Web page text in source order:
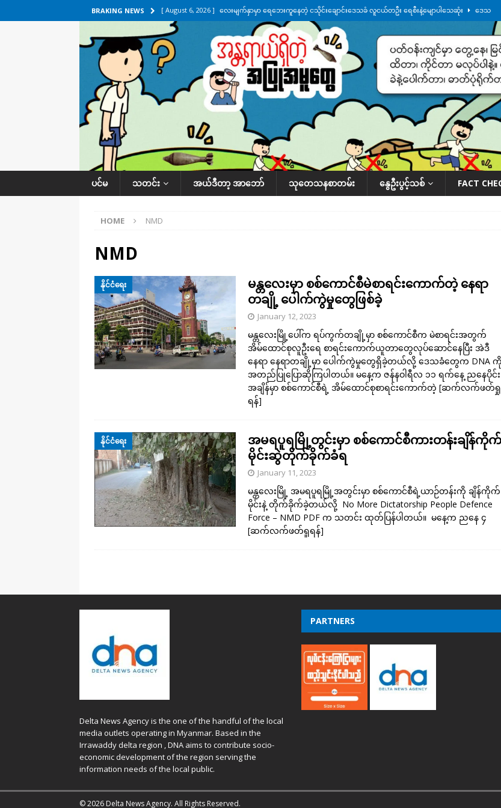
BRAKING NEWS [ August 6, 2026 ] လေးမျက်နှာမှာ ရေဘေးကူနေတဲ့ ငသိုင်းချောင်းဒေသခံ လူငယ်တဦး ရေစီးနဲ့မျောပါသေဆုံး ဒေသ
အလိုက် သတင်းကဏ္ဍ
[ August 6, 2026 ] ရေကြီးနေတဲ့ လေးမျက်နှာမှာ ဖုန်းလိုင်းတွေ ပြတ်တောက်နေ ဒေသအလိုက် သတင်းကဏ္ဍ
[ August 5, 2026 ] ရန်ကုန်မြို့မှာ ကားမှန်ခွဲခံရတာတွေ ဆက်တိုက်ဖြစ် ဒေသအလိုက် သတင်းကဏ္ဍ
[ August 5, 2026 ] ဂျပန်ရဲ့ ဒုံးကျည်စမ်းသပ်မှုကို မြောက်ကိုရီးယား ဝေဖန် နိုင်ငံတကာရေးရာ
[ August 6, 2026 ] တာကျိုးပြီး ခုနှစ်ရက်မြောက်နေ့မှာ ငသိုင်းချောင်းမြို့ကို ရေစတင်ရောက်ရှိ ဒေသအလိုက် သတင်း
ပင်မ သတင်း အယ်ဒီတာ့ အာဘော် သုတေသနစာတမ်း နွေဦးပွင့်သစ် FACT
HOME NMD
NMD
နိုင်ငံရေး
မန္တလေးမှာ စစ်ကောင်စီမဲစာရင်းကောက်တဲ့ နေရာ
တချို့ ပေါက်ကွဲမှုတွေဖြစ်ခဲ့
January 12, 2023
မန္တလေးမြို့ပေါ်က ရပ်ကွက်တချို့မှာ စစ်ကောင်စီက မဲစာရင်းအတွက်
အိမ်ထောင်စုလူဦးရေ စာရင်းကောက်ယူတာတွေလုပ်ဆောင်နေပြီး အဲဒီ
နေရာ နေရာတချို့မှာ ပေါက်ကွဲမှုတွေရှိခဲ့တယ်လို့ ဒေသခံတွေက DNA ကို
အတည်ပြုပြောဆိုကြပါတယ်။ မနေ့က ဇန်နဝါရီလ ၁၁ ရက်နေ့ ညနေပိုင်း
အချိန်မှာ စစ်ကောင်စီရဲ့ အိမ်ထောင်စုစာရင်းကောက်တဲ့ [ဆက်လက်ဖတ်ရှု
ရန်]
နိုင်ငံရေး
အမရပူရမြို့တွင်းမှာ စစ်ကောင်စီကားတန်းချိန်ကိုက်
မိုင်းဆွဲတိုက်ခိုက်ခံရ
January 11, 2023
မန္တလေးမြို့ အမရပူရမြို့အတွင်းမှာ စစ်ကောင်စီရဲ့ယာဉ်တန်းကို ချိန်ကိုက်
မိုင်းနဲ့ တိုက်ခိုက်ခဲ့တယ်လို့ No More Dictatorship People Defence
Force – NMD PDF က သတင်း ထုတ်ပြန်ပါတယ်။ မနေ့က ညနေ ၄
[ဆက်လက်ဖတ်ရှုရန်]
Delta News Agency is the one of the handful of the local
media outlets operating in Myanmar. Based in the
Irrawaddy delta region , DNA aims to contribute socio-
economic development of the region serving the
information needs of the local public.
PARTNERS
© 2026 Delta News Agency. All Rights Reserved.